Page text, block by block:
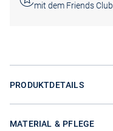
mit dem Friends Club
PRODUKTDETAILS
MATERIAL & PFLEGE